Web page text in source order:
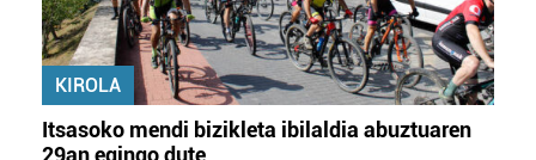
KIROLA
Itsasoko mendi bizikleta ibilaldia abuztuaren
29an egingo dute